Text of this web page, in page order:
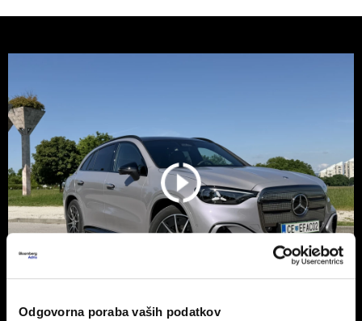
Odgovorna poraba vaših podatkov